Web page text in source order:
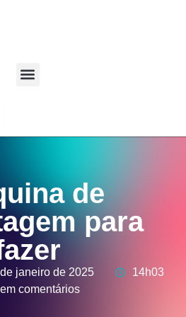
de
para
janeiro de 2025
14h03
comentários